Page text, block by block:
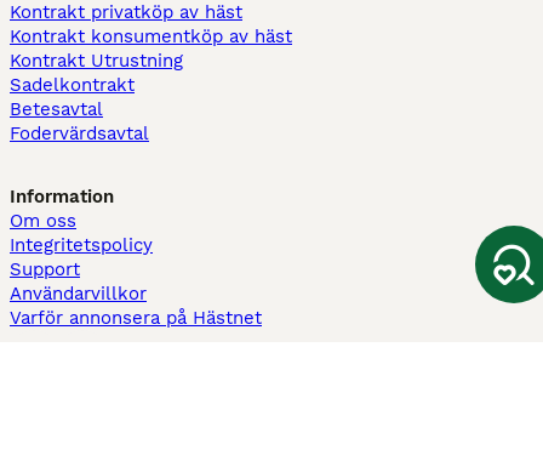
Kontrakt privatköp av häst
Kontrakt konsumentköp av häst
Kontrakt Utrustning
Sadelkontrakt
Betesavtal
Fodervärdsavtal
Information
Om oss
Integritetspolicy
Support
Användarvillkor
Varför annonsera på Hästnet